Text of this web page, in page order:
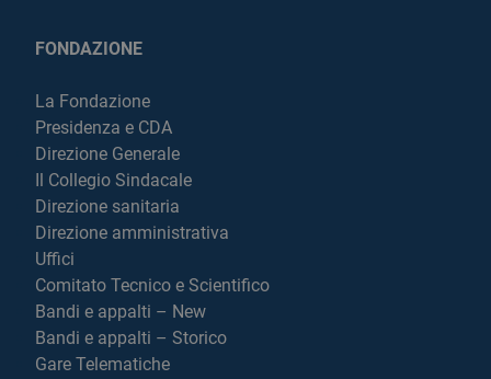
FONDAZIONE
La Fondazione
Presidenza e CDA
Direzione Generale
Il Collegio Sindacale
Direzione sanitaria
Direzione amministrativa
Uffici
Comitato Tecnico e Scientifico
Bandi e appalti – New
Bandi e appalti – Storico
Gare Telematiche